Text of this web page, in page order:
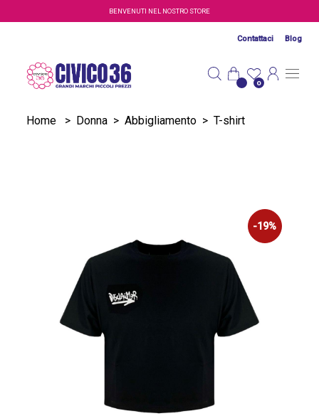
Salta al contenuto principaleBENVENUTI NEL NOSTRO STORE
Contattaci Blog
0
Home > Donna > Abbigliamento > T-shirt
-19%